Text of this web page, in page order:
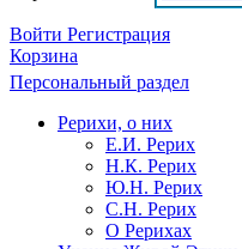
Войти Регистрация
Корзина
Персональный раздел
Рерихи, о них
Е.И. Рерих
Н.К. Рерих
Ю.Н. Рерих
С.Н. Рерих
О Рерихах